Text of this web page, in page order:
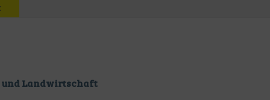
und Landwirtschaft